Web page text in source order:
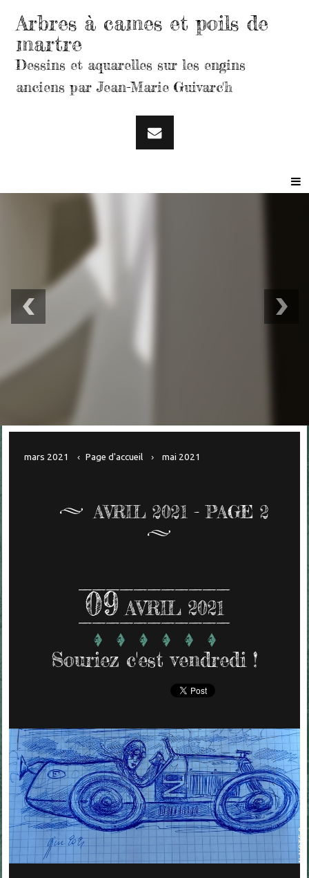
Arbres à cames et poils de
martre
Dessins et aquarelles sur les engins
anciens par Jean-Marie Guivarc'h
mars 2021 Page d'accueil mai 2021
AVRIL 2021 - PAGE 2
09 AVRIL 2021
Souriez c'est vendredi !